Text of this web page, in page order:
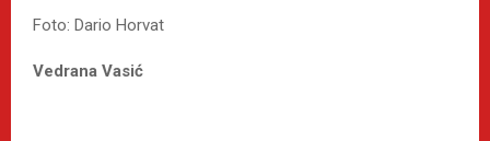
Foto: Dario Horvat
Vedrana Vasić